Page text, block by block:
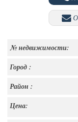
№ недвижимости:
Город :
Район :
Цена: